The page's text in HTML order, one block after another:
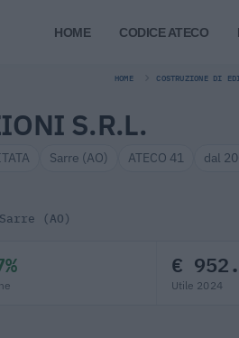
HOME CODICE ATECO
HOME COSTRUZIONE DI
S.R.L.
Sarre (AO) ATECO 41 dal
(AO)
€
Utile 2024